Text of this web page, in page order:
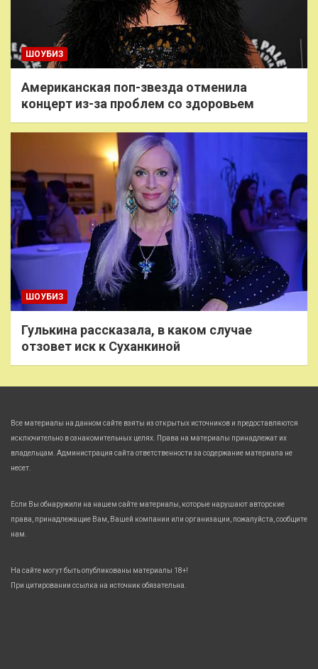
ШОУБИЗ
Американская поп-звезда отменила
концерт из-за проблем со здоровьем
ШОУБИЗ
Гулькина рассказала, в каком случае
отзовет иск к Суханкиной
Все материалы на данном сайте взяты из открытых источников и предоставляются
исключительно в ознакомительных целях. Права на материалы принадлежат их
владельцам. Администрация сайта ответственности за содержание материала не
несет.
Если Вы обнаружили на нашем сайте материалы, которые нарушают авторские
права, принадлежащие Вам, Вашей компании или организации, пожалуйста, сообщите
нам.
На сайте могут быть опубликованы материалы 18+!
При цитировании ссылка на источник обязательна.